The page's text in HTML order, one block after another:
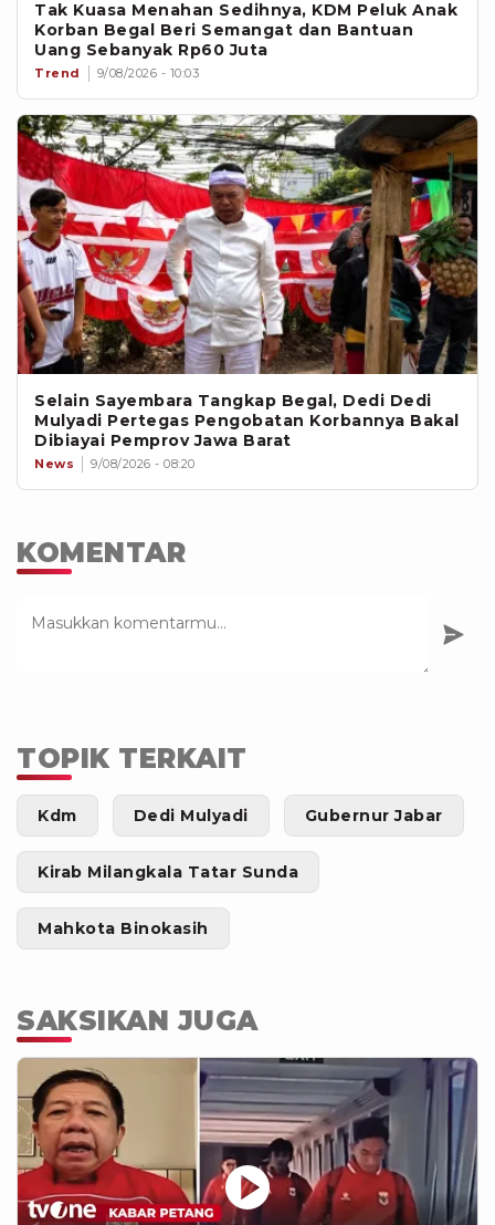
Tak Kuasa Menahan Sedihnya, KDM Peluk Anak
Korban Begal Beri Semangat dan Bantuan
Uang Sebanyak Rp60 Juta
Trend 9/08/2026 - 10:03
Selain Sayembara Tangkap Begal, Dedi Dedi
Mulyadi Pertegas Pengobatan Korbannya Bakal
Dibiayai Pemprov Jawa Barat
News 9/08/2026 - 08:20
KOMENTAR
TOPIK TERKAIT
Kdm Dedi Mulyadi Gubernur Jabar
Kirab Milangkala Tatar Sunda
Mahkota Binokasih
SAKSIKAN JUGA